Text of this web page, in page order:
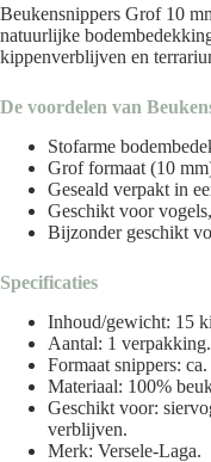
Beukensnippers Grof 10
natuurlijke
kippenverblijven en
De voordelen van
Stofarme
Grof formaat (10
Geseald verpakt in
Geschikt voor
Bijzonder geschikt
Specificaties
Inhoud/gewicht: 15
Aantal: 1 verpakking.
Formaat snippers:
Materiaal: 100%
Geschikt voor:
verblijven.
Merk: Versele-Laga.